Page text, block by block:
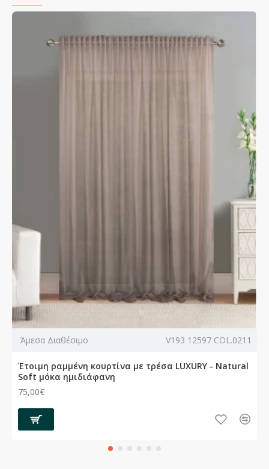
Άμεσα Διαθέσιμο V193 12597 COL.0211
Έτοιμη ραμμένη κουρτίνα με τρέσα LUXURY - Natural
Soft μόκα ημιδιάφανη
75,00€